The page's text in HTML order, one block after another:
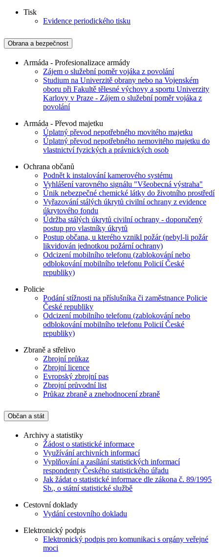
Tisk
Evidence periodického tisku
Obrana a bezpečnost
Armáda - Profesionalizace armády
Zájem o služební poměr vojáka z povolání
Studium na Univerzitě obrany nebo na Vojenském
oboru při Fakultě tělesné výchovy a sportu Univerzity
Karlovy v Praze - Zájem o služební poměr vojáka z
povolání
Armáda - Převod majetku
Úplatný převod nepotřebného movitého majetku
Úplatný převod nepotřebného nemovitého majetku do
vlastnictví fyzických a právnických osob
Ochrana občanů
Podnět k instalování kamerového systému
Vyhlášení varovného signálu "Všeobecná výstraha"
Únik nebezpečné chemické látky do životního prostředí
Vyřazování stálých úkrytů civilní ochrany z evidence
úkrytového fondu
Údržba stálých úkrytů civilní ochrany - doporučený
postup pro vlastníky úkrytů
Postup občana, u kterého vznikl požár (nebyl-li požár
likvidován jednotkou požární ochrany)
Odcizení mobilního telefonu (zablokování nebo
odblokování mobilního telefonu Policií České
republiky)
Policie
Podání stížnosti na příslušníka či zaměstnance Policie
České republiky
Odcizení mobilního telefonu (zablokování nebo
odblokování mobilního telefonu Policií České
republiky)
Zbraně a střelivo
Zbrojní průkaz
Zbrojní licence
Evropský zbrojní pas
Zbrojní průvodní list
Průkaz zbraně a znehodnocení zbraně
Občan a stát
Archivy a statistiky
Žádost o statistické informace
Využívání archivních informací
Vyplňování a zasílání statistických informací
respondenty Českého statistického úřadu
Jak žádat o statistické informace dle zákona č. 89/1995
Sb., o státní statistické službě
Cestovní doklady
Vydání cestovního dokladu
Elektronický podpis
Elektronický podpis pro komunikaci s orgány veřejné
moci